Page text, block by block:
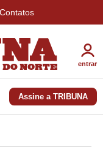
entrar
Assine a TRIBUNA